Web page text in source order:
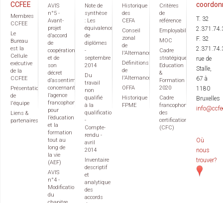
CCFEE
Membres
CCFEE
Le
Bureau
est la
Cellule
exécutive
de la
CCFEE
Présentation
de
l'équipe
Liens &
partenaires
AVIS
n°5 -
Avant-
projet
d’accord
de
coopération
et de
son
décret
d’assentiment
concernant
l’agence
francophone
pour
l’éducation
et la
formation
tout au
long de
la vie
(AEF)
AVIS
n°4 -
Modification
du
Note de
synthèse
: Les
équivalences
de
diplômes
-
septembre
2014
Du
travail
non
qualifié
à la
qualification
-
Compte-
rendu -
avril
2014
Inventaire
descriptif
et
analytique
des
accords
Historique
des
CEFA
Conseil
zonal
de
l'Alternance
Définitions
de
l'Alternance
OFFA
Historique
FPME
Critères
de
référence
Employabilité
MOC
Cadre
stratégique
Education
&
Formation
2020
Cadre
francophone
des
certifications
(CFC)
T. 32
F. 32
rue de
Stalle,
67 à
1180
Bruxelles
Où
nous
trouver?